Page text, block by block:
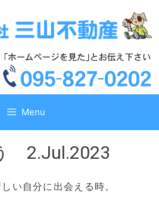
Menu
2.Jul.2023
い自分に出会える時。